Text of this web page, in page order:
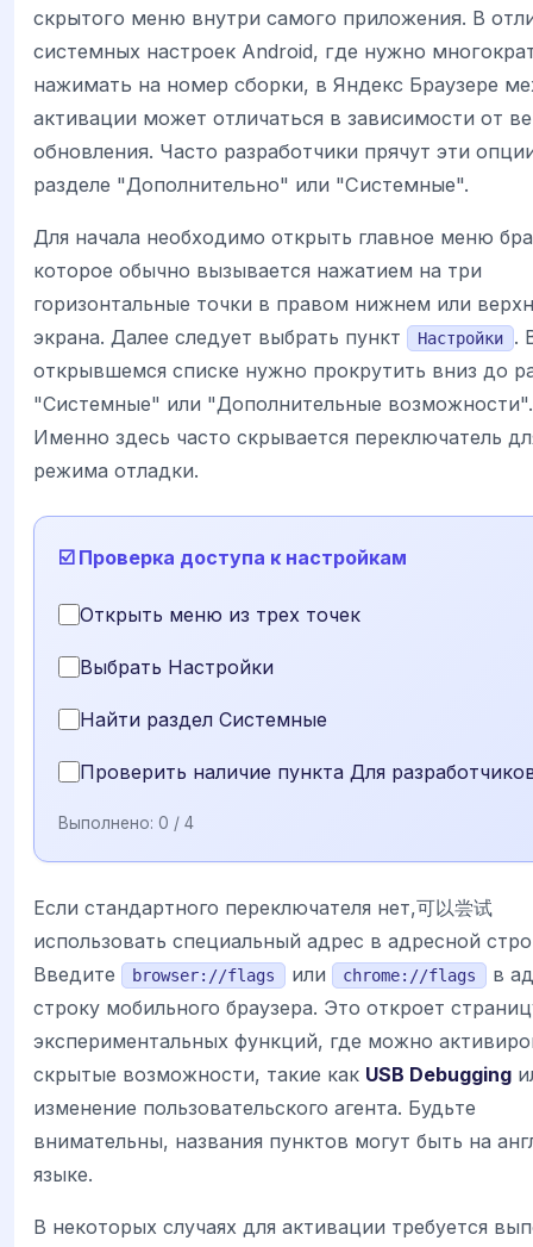
скрытого меню внутри самого приложения. В
системных настроек Android, где нужно
нажимать на номер сборки, в Яндекс Браузере
активации может отличаться в зависимости от
обновления. Часто разработчики прячут эти
разделе "Дополнительно" или "Системные".
Для начала необходимо открыть главное меню
которое обычно вызывается нажатием на три
горизонтальные точки в правом нижнем или
экрана. Далее следует выбрать пункт
Настройки
.
открывшемся списке нужно прокрутить вниз до
"Системные" или "Дополнительные возможности".
Именно здесь часто скрывается переключатель
режима отладки.
☑️ Проверка доступа к настройкам
Открыть меню из трех точек
Выбрать Настройки
Найти раздел Системные
Проверить наличие пункта Для
Выполнено: 0 / 4
Если стандартного переключателя нет,可以尝试
использовать специальный адрес в адресной
Введите
browser://flags или chrome://flags
в
строку мобильного браузера. Это откроет
экспериментальных функций, где можно
скрытые возможности, такие как USB Debugging
изменение пользовательского агента. Будьте
внимательны, названия пунктов могут быть на
языке.
В некоторых случаях для активации требуется